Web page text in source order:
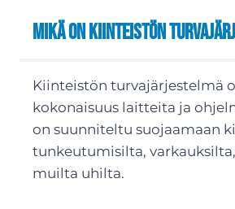
Mikä on kiinteistön
Kiinteistön turvajärjestelmä
kokonaisuus laitteita ja
on suunniteltu suojaamaan
tunkeutumisilta,
muilta uhilta.